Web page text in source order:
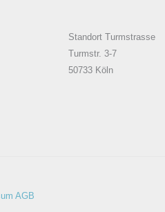
Standort Turmstrasse
Turmstr. 3-7
50733 Köln
AGB